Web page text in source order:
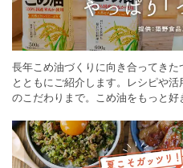
長年こめ油づくりに向き合ってき
とともにご紹介します。レシピや
のこだわりまで。こめ油をもっと